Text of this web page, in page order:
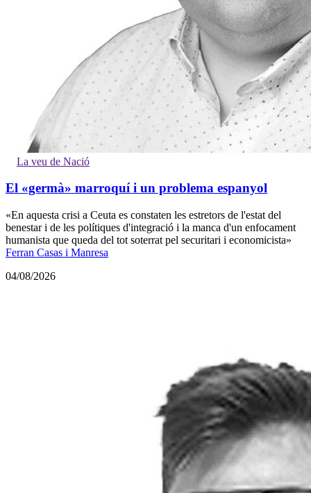
La veu de Nació
El «germà» marroquí i un problema espanyol
«En aquesta crisi a Ceuta es constaten les estretors de l'estat del
benestar i de les polítiques d'integració i la manca d'un enfocament
humanista que queda del tot soterrat pel securitari i economicista»
Ferran Casas i Manresa
04/08/2026